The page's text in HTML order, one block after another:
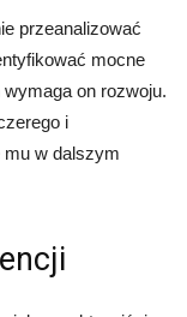
przeanalizować
mocne
on rozwoju.
i
mu w dalszym